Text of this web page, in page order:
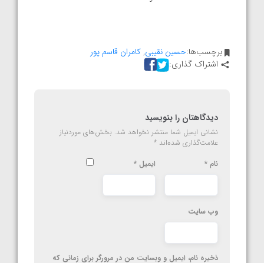
برچسب‌ها:حسین نقیبی,کامران قاسم پور
اشتراک گذاری:
دیدگاهتان را بنویسید
نشانی ایمیل شما منتشر نخواهد شد. بخش‌های موردنیاز
علامت‌گذاری شده‌اند *
نام * ایمیل *
وب‌ سایت
ذخیره نام، ایمیل و وبسایت من در مرورگر برای زمانی که